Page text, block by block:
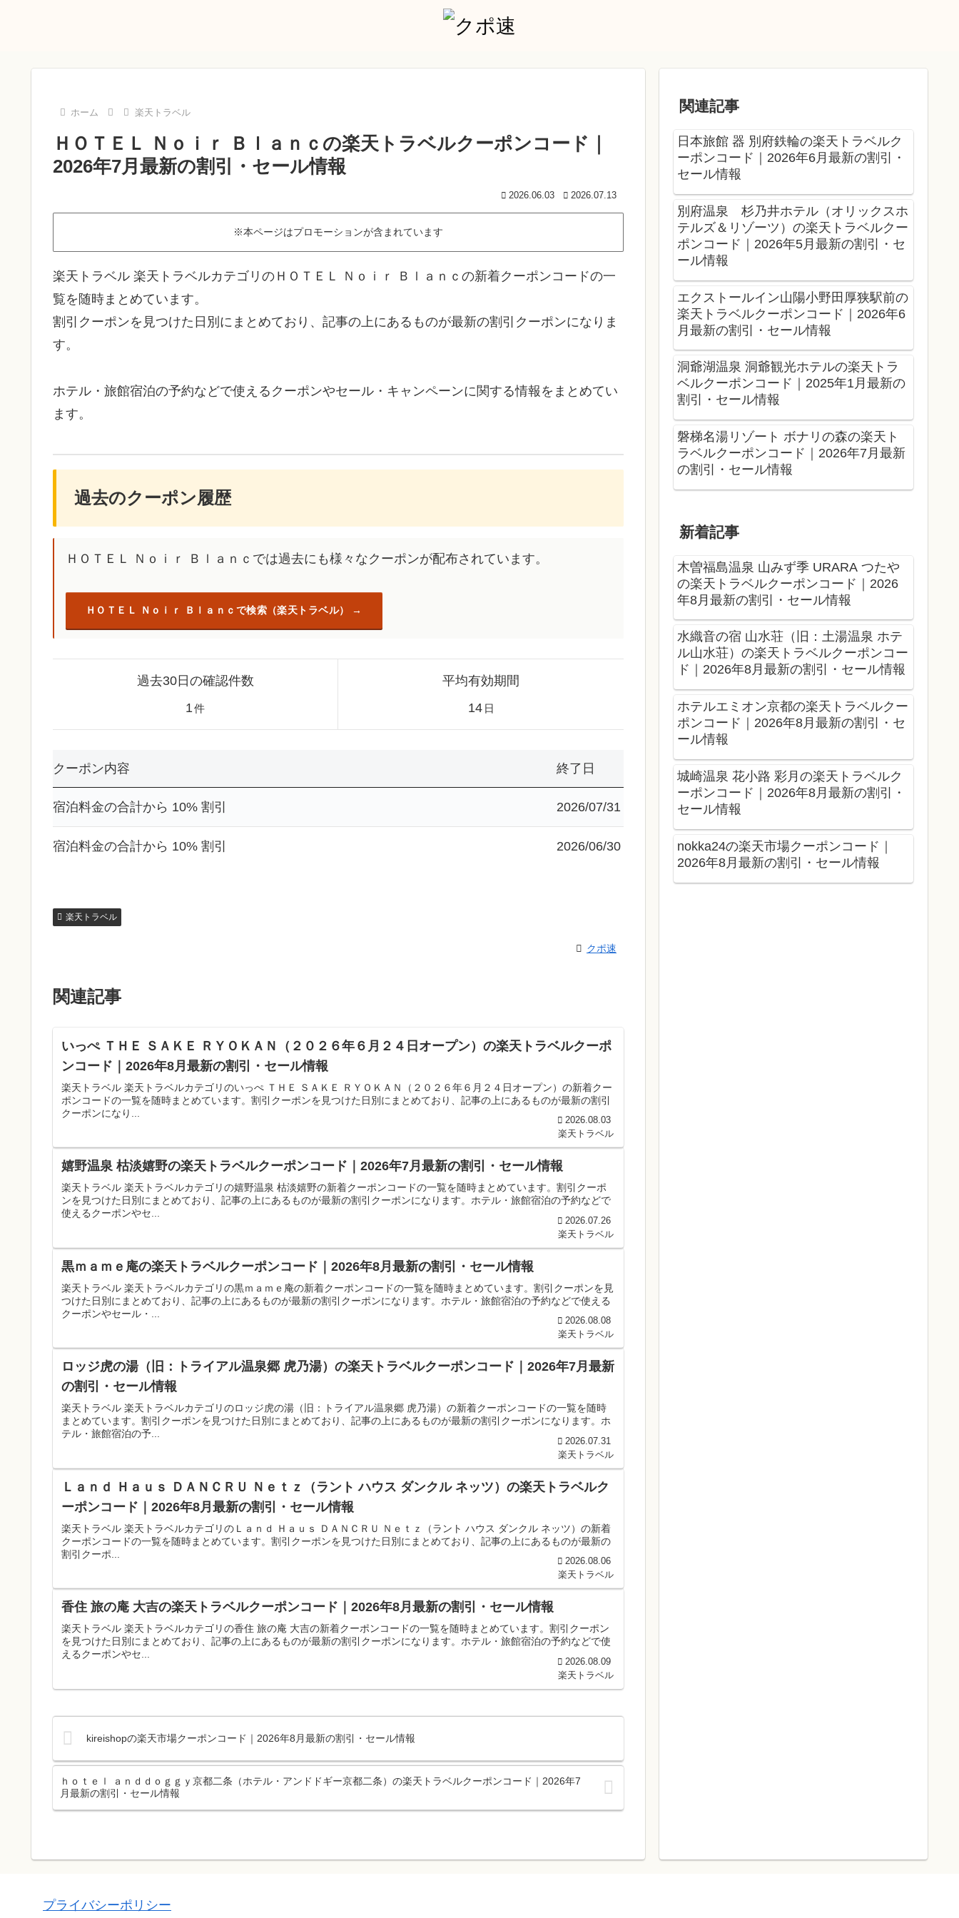
ホーム 楽天トラベル
ＨＯＴＥＬ Ｎｏｉｒ Ｂｌａｎｃの楽天トラベルクーポンコード｜
2026年7月最新の割引・セール情報
2026.06.03 2026.07.13
※本ページはプロモーションが含まれています
楽天トラベル 楽天トラベルカテゴリのＨＯＴＥＬ Ｎｏｉｒ Ｂｌａｎｃの新着クーポンコードの一
覧を随時まとめています。
割引クーポンを見つけた日別にまとめており、記事の上にあるものが最新の割引クーポンになりま
す。
ホテル・旅館宿泊の予約などで使えるクーポンやセール・キャンペーンに関する情報をまとめてい
ます。
過去のクーポン履歴
ＨＯＴＥＬ Ｎｏｉｒ Ｂｌａｎｃでは過去にも様々なクーポンが配布されています。
ＨＯＴＥＬ Ｎｏｉｒ Ｂｌａｎｃで検索（楽天トラベル）
過去30日の確認件数
1件
平均有効期間
14 日
クーポン内容 終了日
宿泊料金の合計から 10% 割引 2026/07/31
宿泊料金の合計から 10% 割引 2026/06/30
楽天トラベル
クポ速
関連記事
いっぺ ＴＨＥ ＳＡＫＥ ＲＹＯＫＡＮ（２０２６年６月２４日オープン）の楽天トラベルクーポ
ンコード｜2026年8月最新の割引・セール情報
楽天トラベル 楽天トラベルカテゴリのいっぺ ＴＨＥ ＳＡＫＥ ＲＹＯＫＡＮ（２０２６年６月２４日オープン）の新着クー
ポンコードの一覧を随時まとめています。割引クーポンを見つけた日別にまとめており、記事の上にあるものが最新の割引
クーポンになり...
2026.08.03
楽天トラベル
嬉野温泉 枯淡嬉野の楽天トラベルクーポンコード｜2026年7月最新の割引・セール情報
楽天トラベル 楽天トラベルカテゴリの嬉野温泉 枯淡嬉野の新着クーポンコードの一覧を随時まとめています。割引クーポ
ンを見つけた日別にまとめており、記事の上にあるものが最新の割引クーポンになります。ホテル・旅館宿泊の予約などで
使えるクーポンやセ...
2026.07.26
楽天トラベル
黒ｍａｍｅ庵の楽天トラベルクーポンコード｜2026年8月最新の割引・セール情報
楽天トラベル 楽天トラベルカテゴリの黒ｍａｍｅ庵の新着クーポンコードの一覧を随時まとめています。割引クーポンを見
つけた日別にまとめており、記事の上にあるものが最新の割引クーポンになります。ホテル・旅館宿泊の予約などで使える
クーポンやセール・...
2026.08.08
楽天トラベル
ロッジ虎の湯（旧：トライアル温泉郷 虎乃湯）の楽天トラベルクーポンコード｜2026年7月最新
の割引・セール情報
楽天トラベル 楽天トラベルカテゴリのロッジ虎の湯（旧：トライアル温泉郷 虎乃湯）の新着クーポンコードの一覧を随時
まとめています。割引クーポンを見つけた日別にまとめており、記事の上にあるものが最新の割引クーポンになります。ホ
テル・旅館宿泊の予...
2026.07.31
楽天トラベル
Ｌａｎｄ Ｈａｕｓ ＤＡＮＣＲＵ Ｎｅｔｚ（ラント ハウス ダンクル ネッツ）の楽天トラベルク
ーポンコード｜2026年8月最新の割引・セール情報
楽天トラベル 楽天トラベルカテゴリのＬａｎｄ Ｈａｕｓ ＤＡＮＣＲＵ Ｎｅｔｚ（ラント ハウス ダンクル ネッツ）の新着
クーポンコードの一覧を随時まとめています。割引クーポンを見つけた日別にまとめており、記事の上にあるものが最新の
割引クーポ...
2026.08.06
楽天トラベル
香住 旅の庵 大吉の楽天トラベルクーポンコード｜2026年8月最新の割引・セール情報
楽天トラベル 楽天トラベルカテゴリの香住 旅の庵 大吉の新着クーポンコードの一覧を随時まとめています。割引クーポン
を見つけた日別にまとめており、記事の上にあるものが最新の割引クーポンになります。ホテル・旅館宿泊の予約などで使
えるクーポンやセ...
2026.08.09
楽天トラベル
kireishopの楽天市場クーポンコード｜2026年8月最新の割引・セール情報
ｈｏｔｅｌ ａｎｄｄｏｇｇｙ京都二条（ホテル・アンドドギー京都二条）の楽天トラベルクーポンコード｜2026年7
月最新の割引・セール情報
関連記事
日本旅館 器 別府鉄輪の楽天トラベルク
ーポンコード｜2026年6月最新の割引・
セール情報
別府温泉 杉乃井ホテル（オリックスホ
テルズ＆リゾーツ）の楽天トラベルクー
ポンコード｜2026年5月最新の割引・セ
ール情報
エクストールイン山陽小野田厚狭駅前の
楽天トラベルクーポンコード｜2026年6
月最新の割引・セール情報
洞爺湖温泉 洞爺観光ホテルの楽天トラ
ベルクーポンコード｜2025年1月最新の
割引・セール情報
磐梯名湯リゾート ボナリの森の楽天ト
ラベルクーポンコード｜2026年7月最新
の割引・セール情報
新着記事
木曽福島温泉 山みず季 URARA つたや
の楽天トラベルクーポンコード｜2026
年8月最新の割引・セール情報
水織音の宿 山水荘（旧：土湯温泉 ホテ
ル山水荘）の楽天トラベルクーポンコー
ド｜2026年8月最新の割引・セール情報
ホテルエミオン京都の楽天トラベルクー
ポンコード｜2026年8月最新の割引・セ
ール情報
城崎温泉 花小路 彩月の楽天トラベルク
ーポンコード｜2026年8月最新の割引・
セール情報
nokka24の楽天市場クーポンコード｜
2026年8月最新の割引・セール情報
プライバシーポリシー